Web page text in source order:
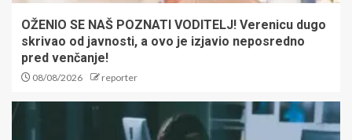
OŽENIO SE NAŠ POZNATI VODITELJ! Verenicu dugo
skrivao od javnosti, a ovo je izjavio neposredno
pred venčanje!
08/08/2026 reporter